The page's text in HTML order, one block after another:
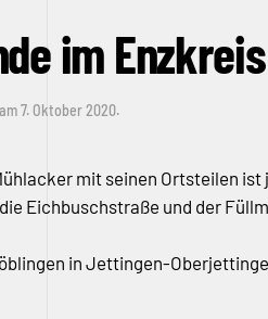
im
am7. Oktober 2020.
mit seinen Ortsteilen ist
Eichbuschstraße und der
in Jettingen-